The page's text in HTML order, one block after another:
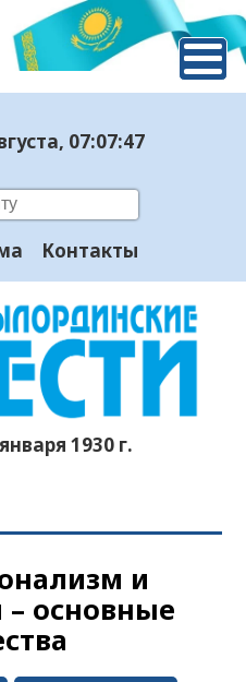
, 07:07:48
Контакты
1930 г.
и
– основные